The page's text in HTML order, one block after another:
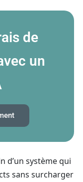
de
un
d’un système qui
sans surcharger